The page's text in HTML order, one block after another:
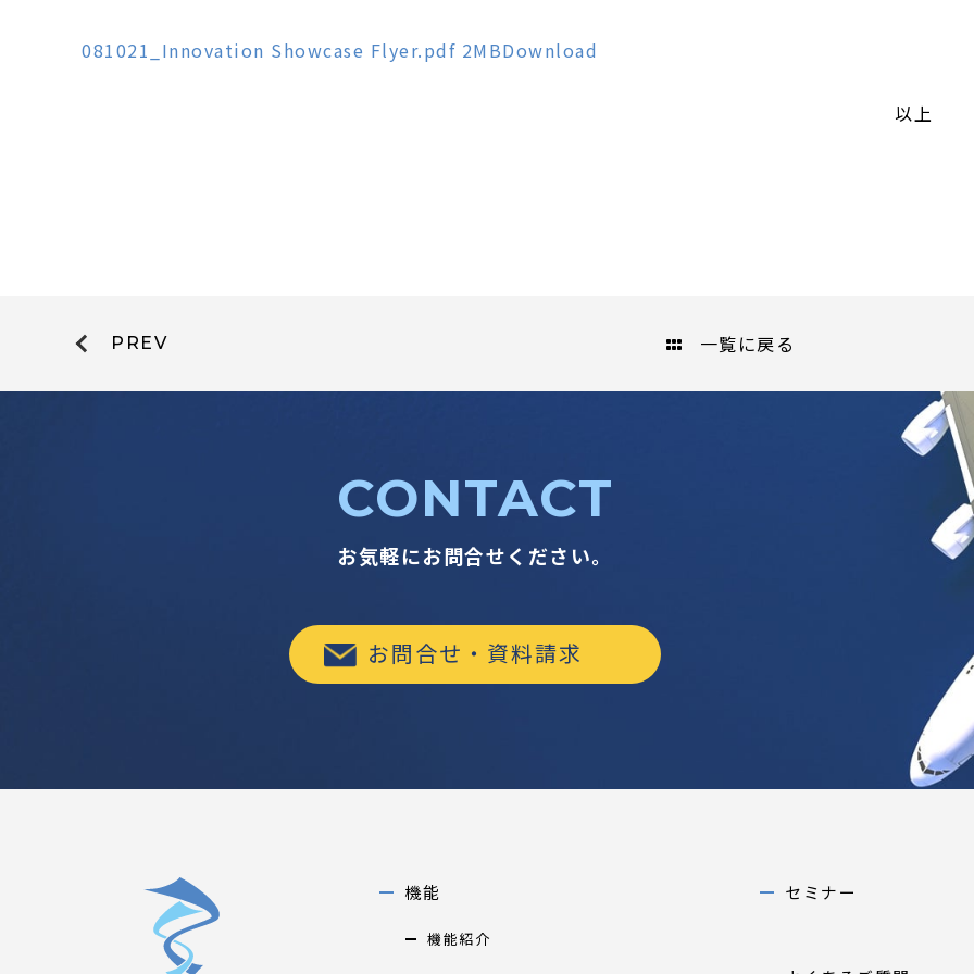
081021_Innovation Showcase Flyer.pdf 2MBDownload
以上
PREV 一覧に戻る
CONTACT
お気軽にお問合せください。
お問合せ・資料請求
機能
機能紹介
セミナー